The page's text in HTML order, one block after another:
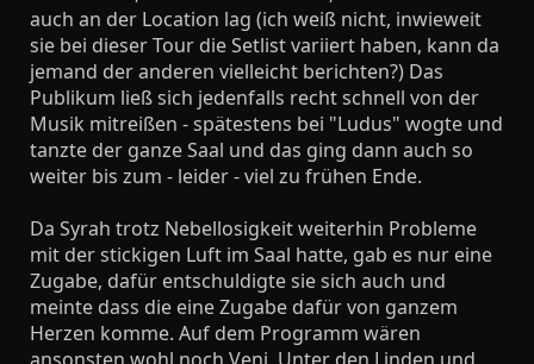
auch an der Location lag (ich weiß nicht, inwieweit
sie bei dieser Tour die Setlist variiert haben, kann da
jemand der anderen vielleicht berichten?) Das
Publikum ließ sich jedenfalls recht schnell von der
Musik mitreißen - spätestens bei "Ludus" wogte und
tanzte der ganze Saal und das ging dann auch so
weiter bis zum - leider - viel zu frühen Ende.
Da Syrah trotz Nebellosigkeit weiterhin Probleme
mit der stickigen Luft im Saal hatte, gab es nur eine
Zugabe, dafür entschuldigte sie sich auch und
meinte dass die eine Zugabe dafür von ganzem
Herzen komme. Auf dem Programm wären